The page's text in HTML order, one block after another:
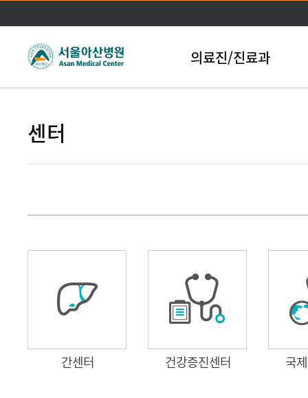
본문바로가기
의료진/진료과
센터
간센터 건강증진센터 국